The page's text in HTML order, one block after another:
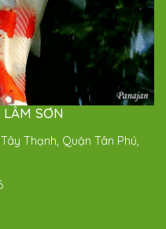
SƠN
Thạnh, Quận Tân Phú,